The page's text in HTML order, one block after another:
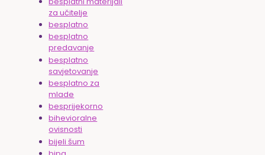
za učitelje
besplatno
besplatno
predavanje
besplatno
savjetovanje
besplatno za
mlade
besprijekorno
bihevioralne
ovisnosti
bijeli šum